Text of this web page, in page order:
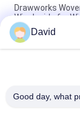
Drawworks
Wire Inside for
Υφαντό υλικό
για φρένα
Προσαρμοσμένο
David
Good day, what